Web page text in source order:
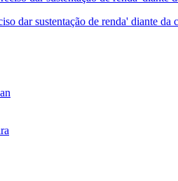
dar sustentação de renda' diante da